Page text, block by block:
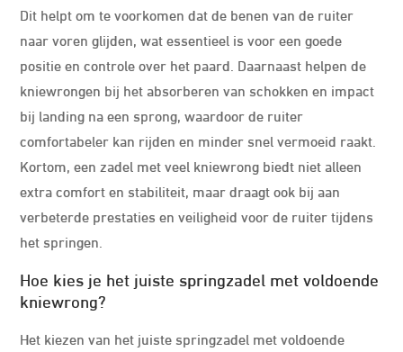
Dit helpt om te voorkomen dat de benen van de ruiter
naar voren glijden, wat essentieel is voor een goede
positie en controle over het paard. Daarnaast helpen de
kniewrongen bij het absorberen van schokken en impact
bij landing na een sprong, waardoor de ruiter
comfortabeler kan rijden en minder snel vermoeid raakt.
Kortom, een zadel met veel kniewrong biedt niet alleen
extra comfort en stabiliteit, maar draagt ook bij aan
verbeterde prestaties en veiligheid voor de ruiter tijdens
het springen.
Hoe kies je het juiste springzadel met voldoende
kniewrong?
Het kiezen van het juiste springzadel met voldoende